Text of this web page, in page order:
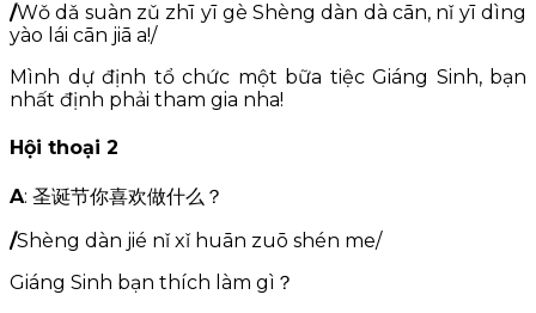
/Wǒ dǎ suàn zǔ zhī yī gè Shèng dàn dà cān, nǐ yī dìng
yào lái cān jiā a!/
Mình dự định tổ chức một bữa tiệc Giáng Sinh, bạn
nhất định phải tham gia nha!
Hội thoại 2
A: 圣诞节你喜欢做什么？
/Shèng dàn jié nǐ xǐ huān zuō shén me/
Giáng Sinh bạn thích làm gì？